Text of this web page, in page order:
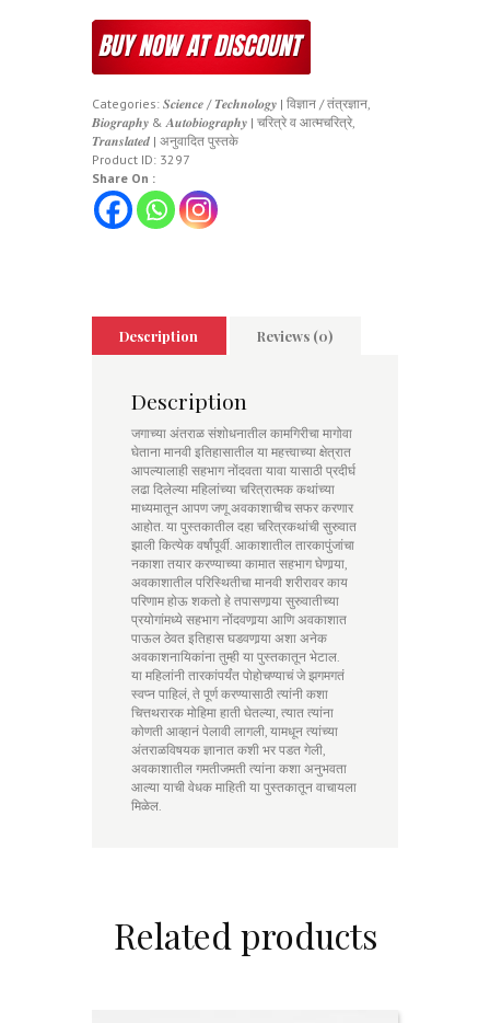
Categories: 𝑺𝒄𝒊𝒆𝒏𝒄𝒆 / 𝑻𝒆𝒄𝒉𝒏𝒐𝒍𝒐𝒈𝒚 | विज्ञान / तंत्रज्ञान
𝑩𝒊𝒐𝒈𝒓𝒂𝒑𝒉𝒚 & 𝑨𝒖𝒕𝒐𝒃𝒊𝒐𝒈𝒓𝒂𝒑𝒉𝒚 | चरित्रे व आत्मचरित्रे,
𝑻𝒓𝒂𝒏𝒔𝒍𝒂𝒕𝒆𝒅 | अनुवादित पुस्तके
Product ID: 3297
Share On :
Description Reviews (0)
Description
जगाच्या अंतराळ संशोधनातील कामगिरीचा मागोवा
घेताना मानवी इतिहासातील या महत्त्वाच्या क्षेत्रात
आपल्यालाही सहभाग नोंदवता यावा यासाठी प्रदीर्घ
लढा दिलेल्या महिलांच्या चरित्रात्मक कथांच्या
माध्यमातून आपण जणू अवकाशाचीच सफर करणार
आहोत. या पुस्तकातील दहा चरित्रकथांची सुरुवात
झाली कित्येक वर्षांपूर्वी. आकाशातील तारकापुंजांचा
नकाशा तयार करण्याच्या कामात सहभाग घेणार्‍या,
अवकाशातील परिस्थितीचा मानवी शरीरावर काय
परिणाम होऊ शकतो हे तपासणार्‍या सुरुवातीच्या
प्रयोगांमध्ये सहभाग नोंदवणार्‍या आणि अवकाशात
पाऊल ठेवत इतिहास घडवणार्‍या अशा अनेक
अवकाशनायिकांना तुम्ही या पुस्तकातून भेटाल.
या महिलांनी तारकांपर्यंत पोहोचण्याचं जे झगमगतं
स्वप्न पाहिलं, ते पूर्ण करण्यासाठी त्यांनी कशा
चित्तथरारक मोहिमा हाती घेतल्या, त्यात त्यांना
कोणती आव्हानं पेलावी लागली, यामधून त्यांच्या
अंतराळविषयक ज्ञानात कशी भर पडत गेली,
अवकाशातील गमतीजमती त्यांना कशा अनुभवता
आल्या याची वेधक माहिती या पुस्तकातून वाचायला
मिळेल.
Related products